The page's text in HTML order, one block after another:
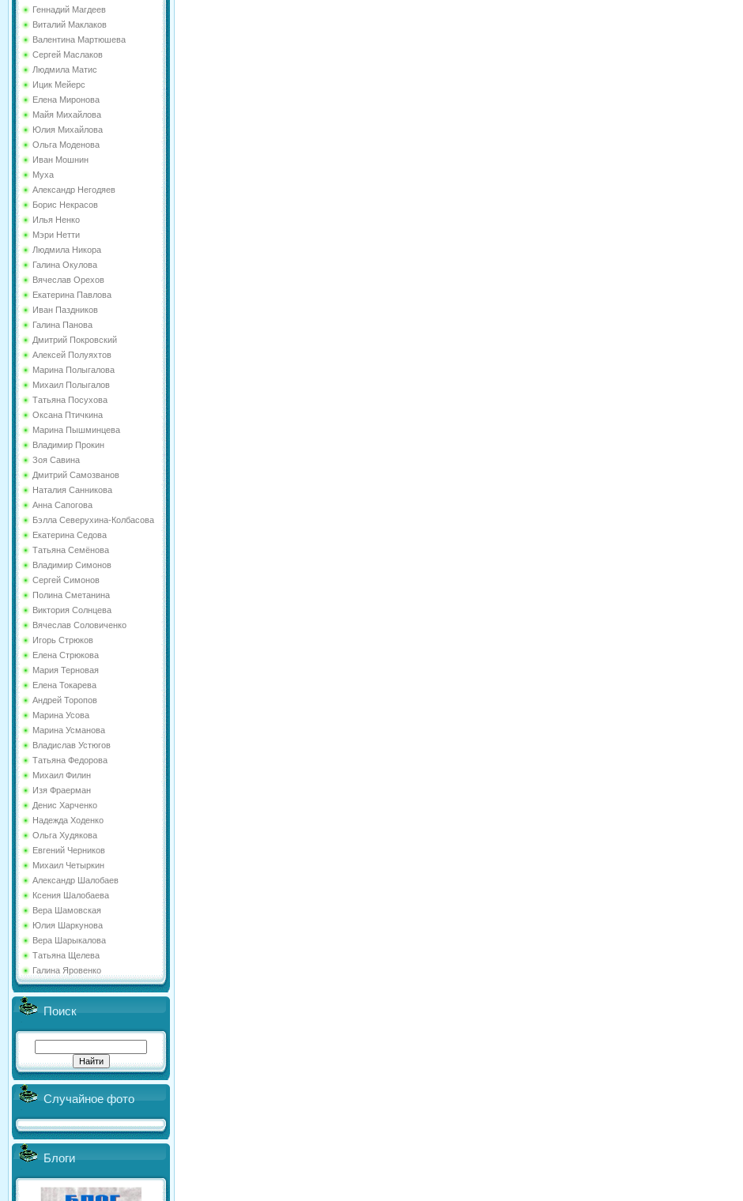
Геннадий Магдеев
Виталий Маклаков
Валентина Мартюшева
Сергей Маслаков
Людмила Матис
Ицик Мейерс
Елена Миронова
Майя Михайлова
Юлия Михайлова
Ольга Моденова
Иван Мошнин
Муха
Александр Негодяев
Борис Некрасов
Илья Ненко
Мэри Нетти
Людмила Никора
Галина Окулова
Вячеслав Орехов
Екатерина Павлова
Иван Паздников
Галина Панова
Дмитрий Покровский
Алексей Полуяхтов
Марина Полыгалова
Михаил Полыгалов
Татьяна Посухова
Оксана Птичкина
Марина Пышминцева
Владимир Прокин
Зоя Савина
Дмитрий Самозванов
Наталия Санникова
Анна Сапогова
Бэлла Северухина-Колбасова
Екатерина Седова
Татьяна Семёнова
Владимир Симонов
Сергей Симонов
Полина Сметанина
Виктория Солнцева
Вячеслав Соловиченко
Игорь Стрюков
Елена Стрюкова
Мария Терновая
Елена Токарева
Андрей Торопов
Марина Усова
Марина Усманова
Владислав Устюгов
Татьяна Федорова
Михаил Филин
Изя Фраерман
Денис Харченко
Надежда Ходенко
Ольга Худякова
Евгений Черников
Михаил Четыркин
Александр Шалобаев
Ксения Шалобаева
Вера Шамовская
Юлия Шаркунова
Вера Шарыкалова
Татьяна Щелева
Галина Яровенко
Поиск
Случайное фото
Блоги